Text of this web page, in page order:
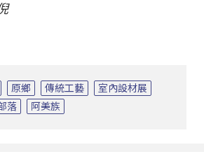
原鄉 傳統工藝
室內設材展
落
阿美族